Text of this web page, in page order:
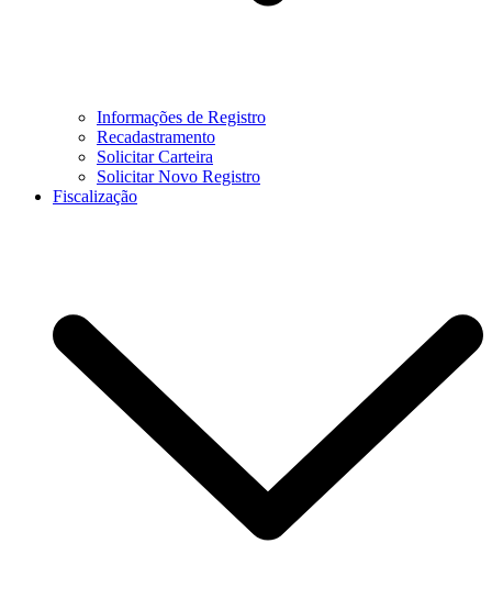
Informações de Registro
Recadastramento
Solicitar Carteira
Solicitar Novo Registro
Fiscalização